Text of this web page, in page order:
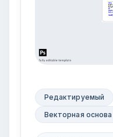
Редактируемый
Векторная основа